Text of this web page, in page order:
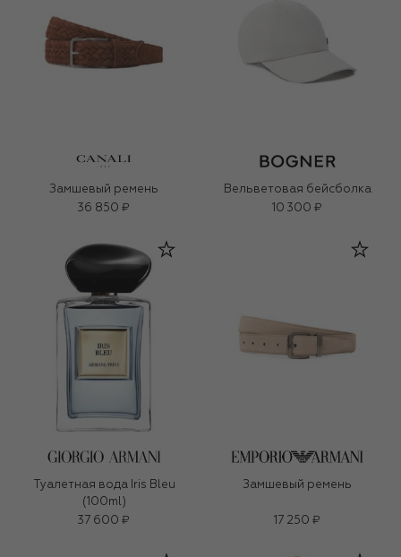
Замшевый ремень
36 850 ₽
Вельветовая бейсболка
10 300 ₽
Туалетная вода Iris Bleu
(100ml)
37 600 ₽
Замшевый ремень
17 250 ₽